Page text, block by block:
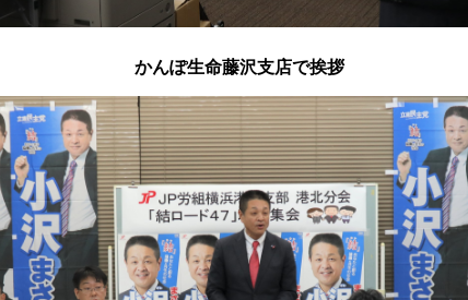
かんぽ生命藤沢支店で挨拶